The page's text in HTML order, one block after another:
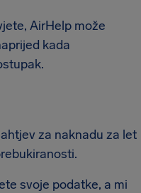
AirHelp može
kada
za naknadu za let
svoje podatke, a mi